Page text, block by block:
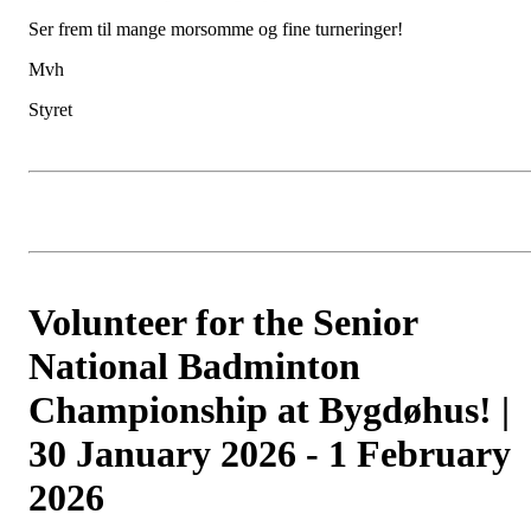
Ser frem til mange morsomme og fine turneringer!
Mvh
Styret
Volunteer for the Senior
National Badminton
Championship at Bygdøhus! |
30 January 2026 - 1 February
2026